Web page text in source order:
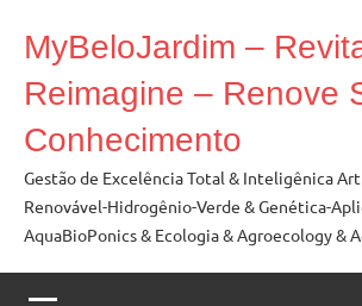
content
MyBeloJardim –
Reimagine – Renove
Conhecimento
Gestão de Excelência Total & Inteligênica
Renovável-Hidrogênio-Verde & Genética-
AquaBioPonics & Ecologia & Agroecology &